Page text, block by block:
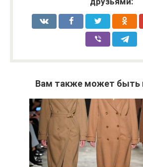
Вам также может быть